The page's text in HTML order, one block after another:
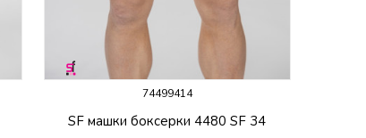
74499414
SF машки боксерки 4480 SF 34